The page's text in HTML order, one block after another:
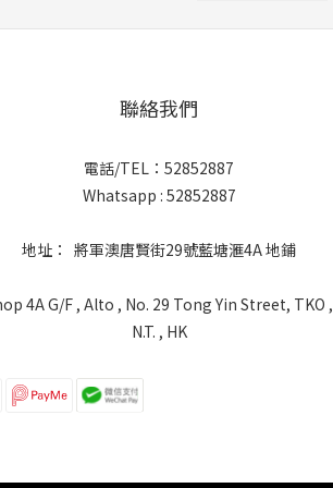
聯絡我們
電話/TEL：52852887
Whatsapp : 52852887
地址： 將軍澳唐賢街29號藍塘滙4A 地鋪
4A G/F , Alto , No. 29 Tong Yin Street, TKO ,
N.T. , HK